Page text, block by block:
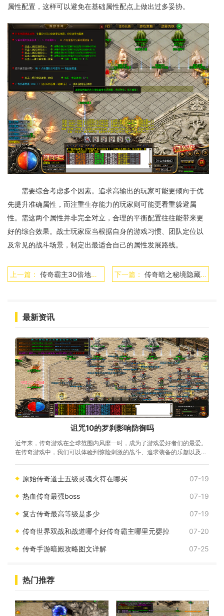
属性配置，这样可以避免在基础属性配点上做出过多妥协。
需要综合考虑多个因素。追求高输出的玩家可能更倾向于优
先提升准确属性，而注重生存能力的玩家则可能更看重躲避属
性。需这两个属性并非完全对立，合理的平衡配置往往能带来更
好的综合效果。战士玩家应当根据自身的游戏习惯、团队定位以
及常见的战斗场景，制定出最适合自己的属性发展路线。
上一篇： 传奇霸主30倍地图会反伤吗 下一篇： 传奇暗之秘境隐藏boss
最新资讯
诅咒10的罗刹影响防御吗
近年来，传奇游戏在全球范围内风靡一时，成为了游戏爱好者们的最爱。
在传奇游戏中，我们可以体验到惊险刺激的战斗、追求装备的乐趣以及与
原始传奇道士五级灵魂火符在哪买 07-19
热血传奇最强boss 07-19
复古传奇最高等级是多少 07-19
传奇世界双战和战道哪个好传奇霸主哪里元婴掉 07-20
传奇手游暗殿攻略图文详解 07-25
热门推荐